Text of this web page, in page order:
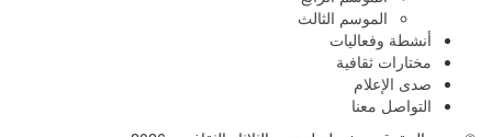
الموسم الثالث
أنشطة وفعاليات
مختارات ثقافية
صدى الإعلام
التواصل معنا